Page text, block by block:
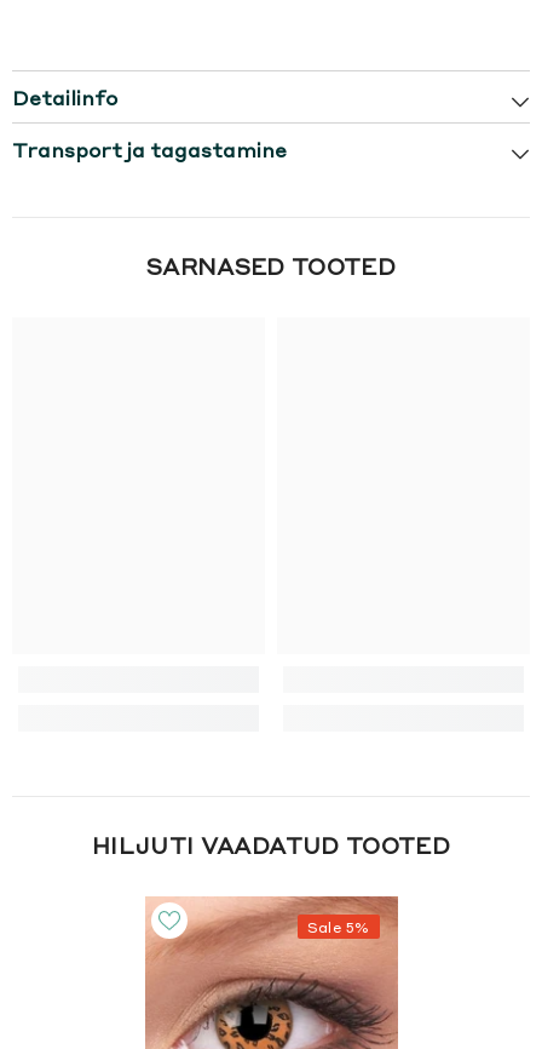
Detailinfo
Transport ja tagastamine
SARNASED TOOTED
HILJUTI VAADATUD TOOTED
Sale 5%